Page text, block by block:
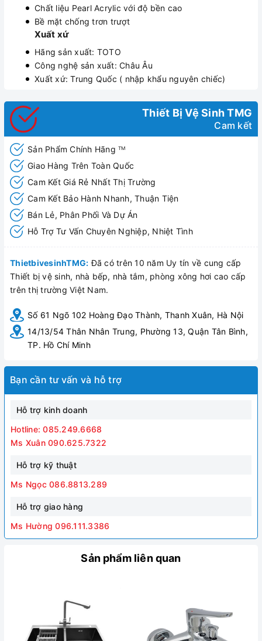
Chất liệu Pearl Acrylic với độ bền cao
Bề mặt chống trơn trượt
Xuất xứ
Hãng sản xuất: TOTO
Công nghệ sản xuất: Châu Âu
Xuất xứ: Trung Quốc ( nhập khẩu nguyên chiếc)
Thiết Bị Vệ Sinh TMG
Cam kết
Sản Phẩm Chính Hãng TM
Giao Hàng Trên Toàn Quốc
Cam Kết Giá Rẻ Nhất Thị Trường
Cam Kết Bảo Hành Nhanh, Thuận Tiện
Bán Lẻ, Phân Phối Và Dự Án
Hỗ Trợ Tư Vấn Chuyên Nghiệp, Nhiệt Tình
ThietbivesinhTMG: Đã có trên 10 năm Uy tín về cung cấp
Thiết bị vệ sinh, nhà bếp, nhà tắm, phòng xông hơi cao cấp
trên thị trường Việt Nam.
Số 61 Ngõ 102 Hoàng Đạo Thành, Thanh Xuân, Hà Nội
14/13/54 Thân Nhân Trung, Phường 13, Quận Tân Bình,
TP. Hồ Chí Minh
Bạn cần tư vấn và hỗ trợ
Hỗ trợ kinh doanh
Hotline: 085.249.6668
Ms Xuân 090.625.7322
Hỗ trợ kỹ thuật
Ms Ngọc 086.8813.289
Hỗ trợ giao hàng
Ms Hường 096.111.3386
Sản phẩm liên quan